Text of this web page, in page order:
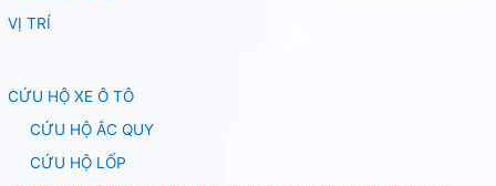
VỊ TRÍ
CỨU HỘ XE Ô TÔ
CỨU HỘ ẮC QUY
CỨU HỘ LỐP